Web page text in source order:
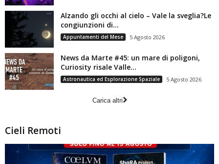
Alzando gli occhi al cielo – Vale la sveglia?Le
congiunzioni di...
Appuntamenti del Mese 5 Agosto 2026
News da Marte #45: un mare di poligoni,
Curiosity risale Valle...
Astronautica ed Esplorazione Spaziale 5 Agosto 2026
Carica altri
Cieli Remoti